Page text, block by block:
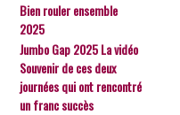
Bien rouler ensemble
2025
Jumbo Gap 2025 La vidéo
Souvenir de ces deux
journées qui ont rencontré
un franc succès